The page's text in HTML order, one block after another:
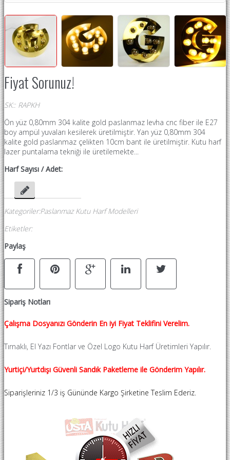
Fiyat Sorunuz!
SK:: RAPKH
Ön yüz 0,80mm 304 kalite gold paslanmaz levha cnc fiber ile E27
boy ampül yuvaları kesilerek üretilmiştir. Yan yüz 0,80mm 304
kalite gold paslanmaz çelikten 10cm bant ile üretilmiştir. Kutu harf
lazer puntalama tekniği ile üretilemekte...
Harf Sayısı / Adet:
Kategoriler:Paslanmaz Kutu Harf Modelleri
Etiketler:
Paylaş
Sipariş Notları
Çalışma Dosyanızı Gönderin En iyi Fiyat Teklifini Verelim.
Tırnaklı, El Yazı Fontlar ve Özel Logo Kutu Harf Üretimleri Yapılır.
Yurtiçi/Yurtdışı Güvenli Sandık Paketleme ile Gönderim Yapılır.
Siparişleriniz 1/3 iş Gününde Kargo Şirketine Teslim Ederiz.